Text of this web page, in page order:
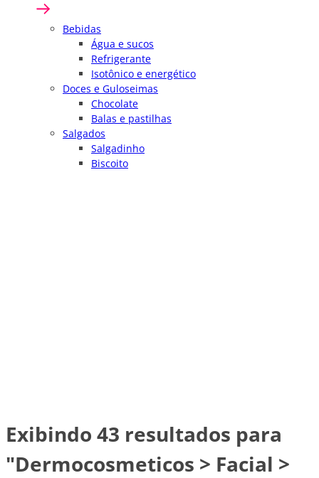
Bebidas
Água e sucos
Refrigerante
Isotônico e energético
Doces e Guloseimas
Chocolate
Balas e pastilhas
Salgados
Salgadinho
Biscoito
Exibindo 43 resultados para
"Dermocosmeticos > Facial >